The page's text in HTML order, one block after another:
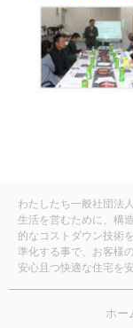
わたしたち一般社団法
生活を営むために、構
的なコストダウン技術
準化する事で、お客様
安心且つ快適な住宅を
ホー